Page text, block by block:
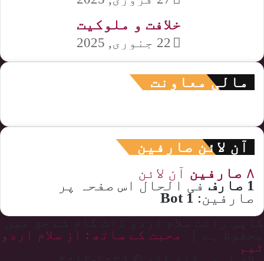
خلافت و ملوکیت
22 جنوری, 2025
مالی معاونت
آن لائن صارفین
۸ صارفین آن لائن
1 صارف فی الحال اس صفحہ پر
صارفین: 1 Bot
محبت کے ساتھ : از سلام اردو
ٹیم